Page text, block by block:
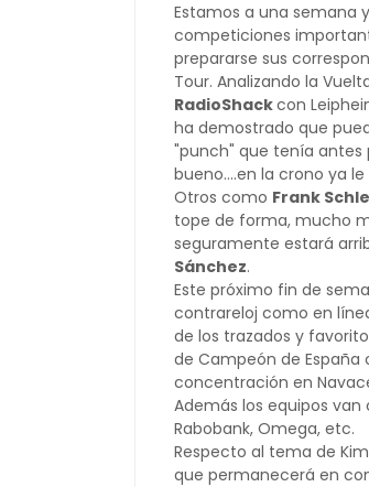
Estamos a una semana
competiciones
prepararse sus
Tour. Analizando la
RadioShackcon
ha demostrado que
"punch" que tenía
bueno....en la crono ya
Otros como Frank
tope de forma, mucho
seguramente estará
Sánchez.
Este próximo fin de
contrareloj como en
de los trazados y
de Campeón de España
concentración en
Además los equipos
Rabobank, Omega, etc.
Respecto al tema de
que permanecerá en